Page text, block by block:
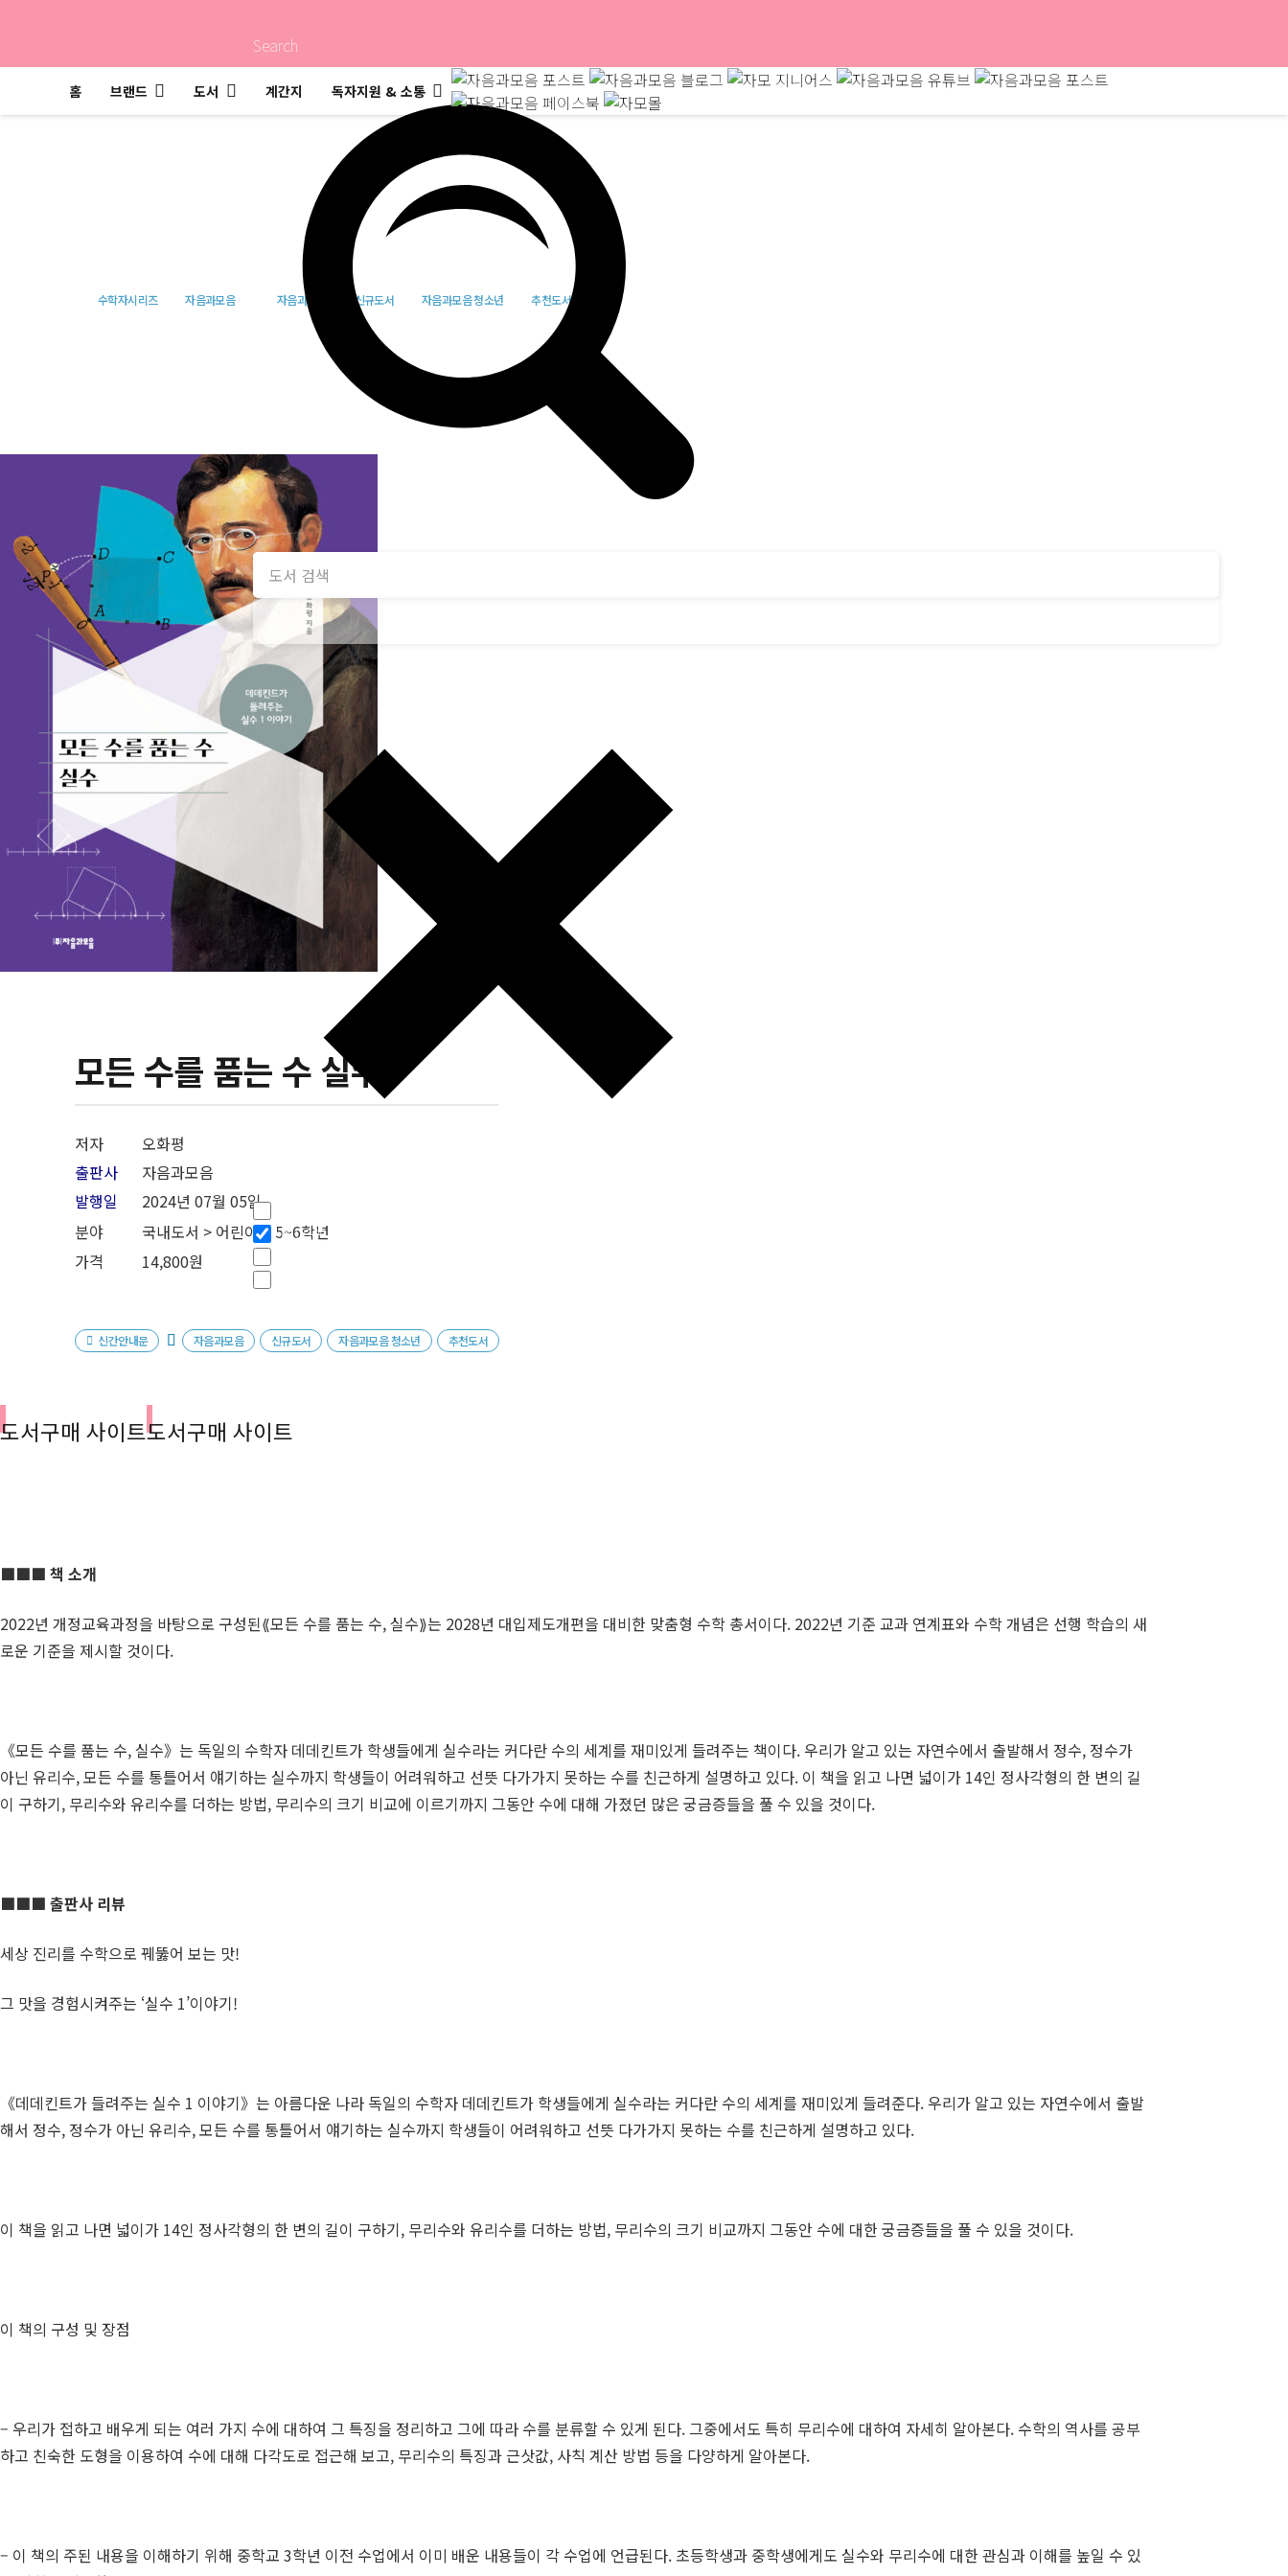
Search
Hidden label
홈 브랜드 도서 계간지 독자지원 & 소통
모든 수를 품는 수 실수
수학자시리즈 자음과모음 자음과모음 신규도서 자음과모음 청소년 추천도서
모든 수를 품는 수 실수
저자
오화평
출판사
자음과모음
발행일
2024년 07월 05일
분야
국내도서 > 어린이 > 5~6학년
가격
14,800원
신간안내문 자음과모음 신규도서 자음과모음 청소년 추천도서
도서구매 사이트도서구매 사이트
■■■ 책 소개
2022년 개정교육과정을 바탕으로 구성된⟪모든 수를 품는 수, 실수⟫는 2028년 대입제도개편을 대비한 맞춤형 수학 총서이다. 2022년 기준 교과 연계표와 수학 개념은 선행 학습의 새
로운 기준을 제시할 것이다.
《모든 수를 품는 수, 실수》는 독일의 수학자 데데킨트가 학생들에게 실수라는 커다란 수의 세계를 재미있게 들려주는 책이다. 우리가 알고 있는 자연수에서 출발해서 정수, 정수가
아닌 유리수, 모든 수를 통틀어서 얘기하는 실수까지 학생들이 어려워하고 선뜻 다가가지 못하는 수를 친근하게 설명하고 있다. 이 책을 읽고 나면 넓이가 14인 정사각형의 한 변의 길
이 구하기, 무리수와 유리수를 더하는 방법, 무리수의 크기 비교에 이르기까지 그동안 수에 대해 가졌던 많은 궁금증들을 풀 수 있을 것이다.
■■■ 출판사 리뷰
세상 진리를 수학으로 꿰뚫어 보는 맛!
그 맛을 경험시켜주는 ‘실수 1’이야기!
《데데킨트가 들려주는 실수 1 이야기》는 아름다운 나라 독일의 수학자 데데킨트가 학생들에게 실수라는 커다란 수의 세계를 재미있게 들려준다. 우리가 알고 있는 자연수에서 출발
해서 정수, 정수가 아닌 유리수, 모든 수를 통틀어서 얘기하는 실수까지 학생들이 어려워하고 선뜻 다가가지 못하는 수를 친근하게 설명하고 있다.
이 책을 읽고 나면 넓이가 14인 정사각형의 한 변의 길이 구하기, 무리수와 유리수를 더하는 방법, 무리수의 크기 비교까지 그동안 수에 대한 궁금증들을 풀 수 있을 것이다.
이 책의 구성 및 장점
– 우리가 접하고 배우게 되는 여러 가지 수에 대하여 그 특징을 정리하고 그에 따라 수를 분류할 수 있게 된다. 그중에서도 특히 무리수에 대하여 자세히 알아본다. 수학의 역사를 공부
하고 친숙한 도형을 이용하여 수에 대해 다각도로 접근해 보고, 무리수의 특징과 근삿값, 사칙 계산 방법 등을 다양하게 알아본다.
– 이 책의 주된 내용을 이해하기 위해 중학교 3학년 이전 수업에서 이미 배운 내용들이 각 수업에 언급된다. 초등학생과 중학생에게도 실수와 무리수에 대한 관심과 이해를 높일 수 있